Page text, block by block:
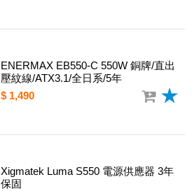
ENERMAX EB550-C 550W 銅牌/直出
壓紋線/ATX3.1/全日系/5年
$ 1,490
Xigmatek Luma S550 電源供應器 3年
保固